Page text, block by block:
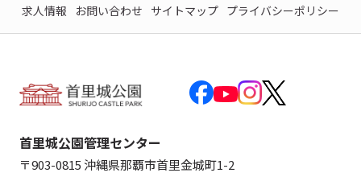
求人情報
お問い合わせ サイトマップ プライバシーポリシー
首里城公園管理センター
〒903-0815 沖縄県那覇市首里金城町1-2